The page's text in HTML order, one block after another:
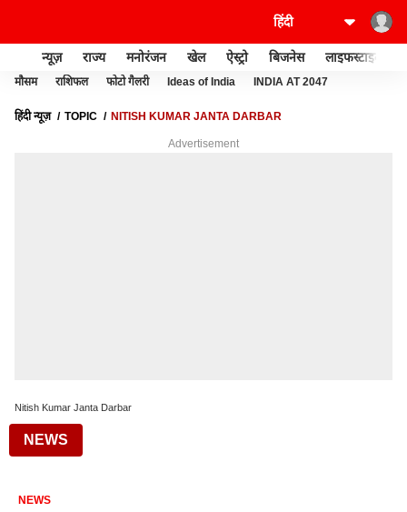
न्यूज़ राज्य मनोरंजन खेल ऐस्ट्रो बिजनेस लाइफस्टाइल
मौसम राशिफल फोटो गैलरी Ideas of India INDIA AT 2047
हिंदी न्यूज़ TOPIC NITISH KUMAR JANTA DARBAR
Advertisement
Nitish Kumar Janta Darbar
NEWS
NEWS